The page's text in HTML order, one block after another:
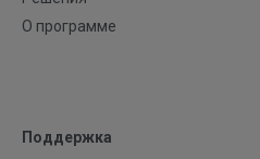
О программе
Поддержка